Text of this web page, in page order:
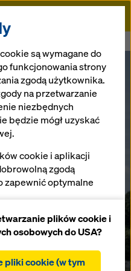
użyciu rusztowań Ringlock
przy
Polska
są wymagane do
funkcjonowania strony
zgodą użytkownika.
na przetwarzanie
niezbędnych
będzie mógł uzyskać
cookie i aplikacji
zgodą
zapewnić optymalne
naszej strony
i statystyczne pliki
zakupu podczas
plików cookie i
osobowych do USA?
pliki cookie (w tym